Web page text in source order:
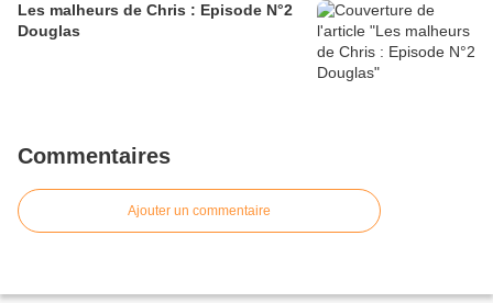
Les malheurs de Chris : Episode N°2
Douglas
Commentaires
Ajouter un commentaire